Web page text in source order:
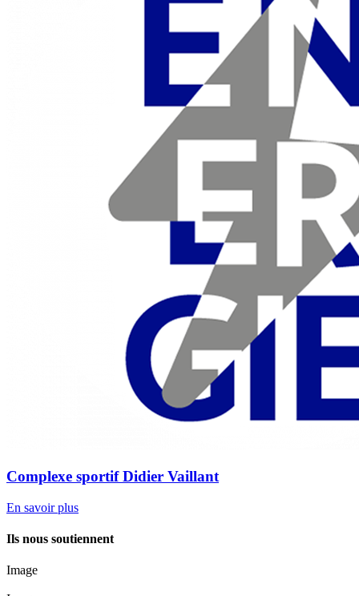
Complexe sportif Didier Vaillant
En savoir plus
Ils nous soutiennent
Image